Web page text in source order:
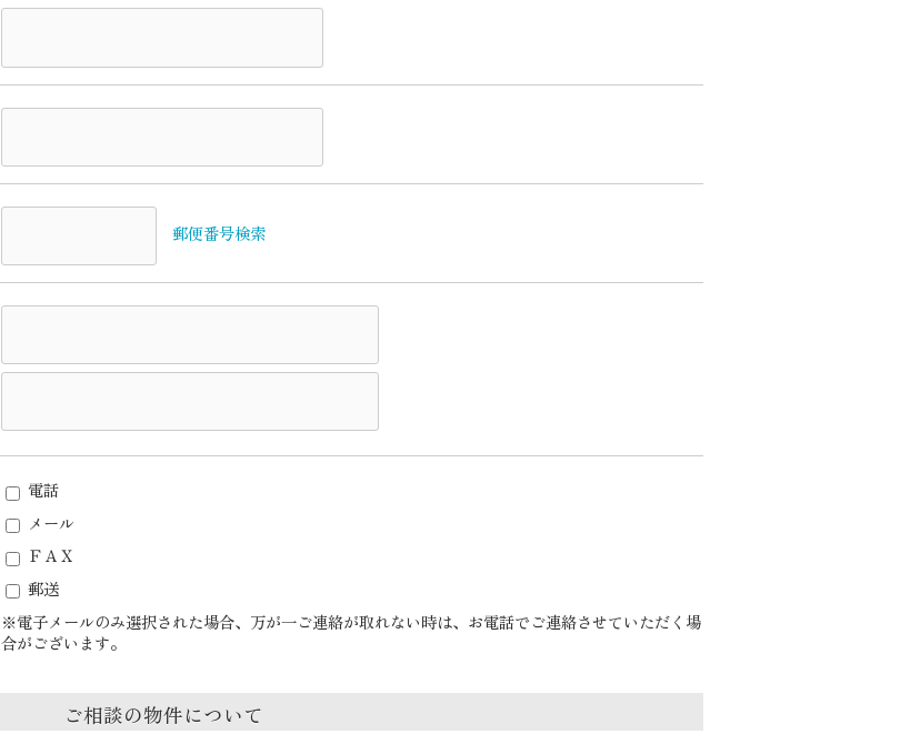
郵便番号検索
電話
メール
ＦＡＸ
郵送
※電子メールのみ選択された場合、万が一ご連絡が取れない時は、お電話でご連絡させていただく場
合がございます。
ご相談の物件について